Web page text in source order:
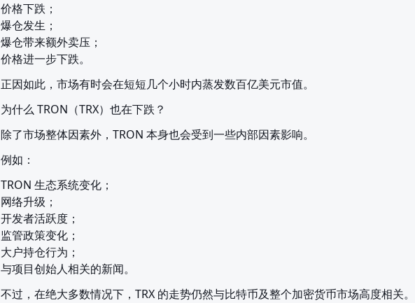
价格下跌；
爆仓发生；
爆仓带来额外卖压；
价格进一步下跌。
正因如此，市场有时会在短短几个小时内蒸发数百亿美元市值。
为什么 TRON（TRX）也在下跌？
除了市场整体因素外，TRON 本身也会受到一些内部因素影响。
例如：
TRON 生态系统变化；
网络升级；
开发者活跃度；
监管政策变化；
大户持仓行为；
与项目创始人相关的新闻。
不过，在绝大多数情况下，TRX 的走势仍然与比特币及整个加密货币市场高度相关。